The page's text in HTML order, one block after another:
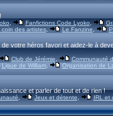
, Fanfictions Code Lyoko,
coin des artistes, Le Fanzine
votre héros favori et aidez-le à
Club de Jérémie
Communauté
Ligue de William,
Organisation de
et parler de tout et de rien !
, Jeux et détente, IRL et